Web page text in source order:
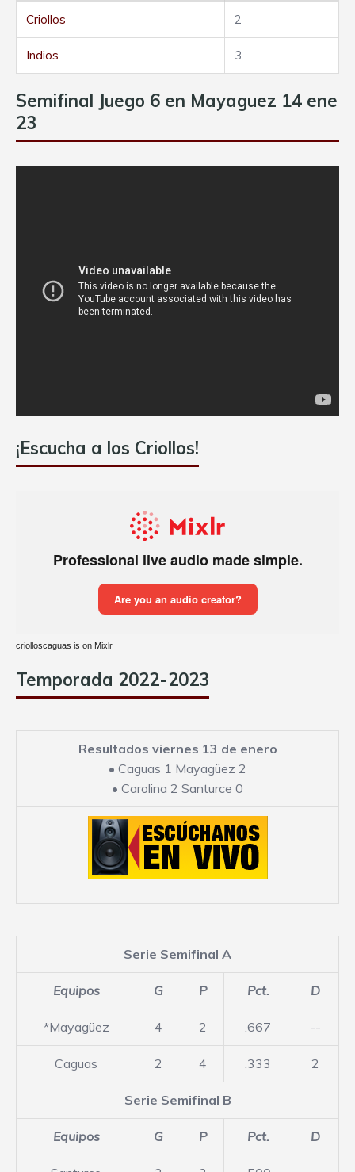
Criollos 2
Indios 3
Semifinal Juego 6 en Mayaguez 14 ene
23
¡Escucha a los Criollos!
criolloscaguas is on Mixlr
Temporada 2022-2023
Resultados viernes 13 de enero
• Caguas 1 Mayagüez 2
• Carolina 2 Santurce 0
Serie Semifinal A
Equipos G P Pct. D
*Mayagüez 4 2 .667 --
Caguas 2 4 .333 2
Serie Semifinal B
Equipos G P Pct. D